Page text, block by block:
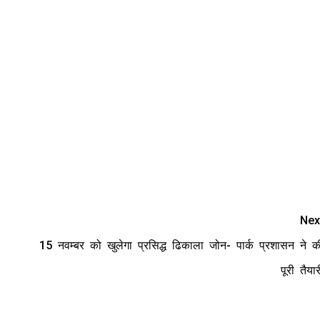
15 नवम्बर को खुलेगा प्रसिद्ध ढिकाला जोन- पार्क प्रशासन ने
पूरी